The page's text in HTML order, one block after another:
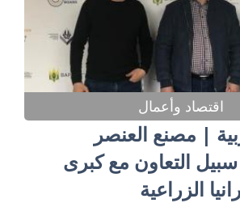
اقتصاد وأعمال
| مصنع العنصر
التعاون مع كبرى
الزراعية